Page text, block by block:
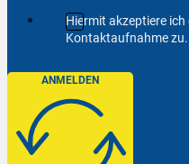
Hiermit akzeptiere
Kontaktaufnahme zu.
ANMELDEN